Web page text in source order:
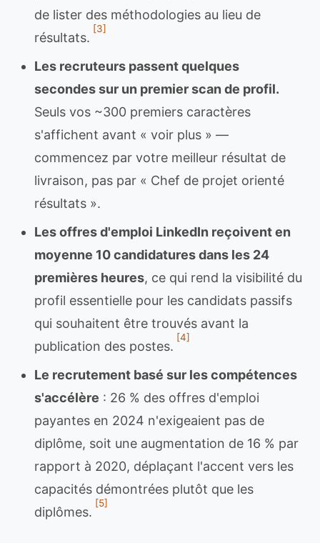
de lister des méthodologies au lieu de
résultats.
[3]
Les recruteurs passent quelques
secondes sur un premier scan de profil.
Seuls vos ~300 premiers caractères
s'affichent avant « voir plus » —
commencez par votre meilleur résultat de
livraison, pas par « Chef de projet orienté
résultats ».
Les offres d'emploi LinkedIn reçoivent en
moyenne 10 candidatures dans les 24
premières heures, ce qui rend la visibilité du
profil essentielle pour les candidats passifs
qui souhaitent être trouvés avant la
publication des postes.
[4]
Le recrutement basé sur les compétences
s'accélère : 26 % des offres d'emploi
payantes en 2024 n'exigeaient pas de
diplôme, soit une augmentation de 16 % par
rapport à 2020, déplaçant l'accent vers les
capacités démontrées plutôt que les
diplômes.
[5]